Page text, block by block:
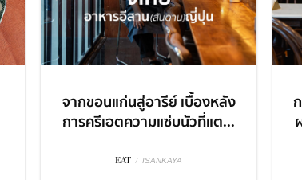
จากขอนแก่นสู่อารีย์ เบื้องหลัง
การครีเอตความแซ่บนัวที่แต...
EAT / ISANKAYA